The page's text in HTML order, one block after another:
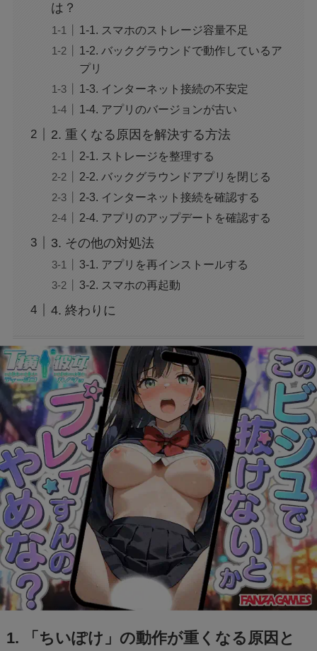
ジャンプ33号だけ売り切れはなぜ？ワンピース
声にならない愛は最終話やネタバレは？最後ま
で見る方法も！
MAZZEL・RYUKIのヘアメイク匂わせとは？時
系列で調査
理由は？なぜなのか徹底調査
モンスト抽選会の炎上理由は？謝罪と再実施の
フェルメール展のtabiwa先行チケット待ち？ア
クセスできなくても買える？
FIFAワールドカップ2026はどこで見れる？配
信は無料で見れる？
BeReal 無制限はいつまで？終わりはいつな
の？注意事項についても
ドラえもんの重複掲載問題って何？コロコロコ
ミックの間違いを調査
モンストナルトコラボは引いたほうがいい？性
能評価を比較して検証！
は？
1-1. スマホのストレージ容量不足
1-2. バックグラウンドで動作しているア
プリ
1-3. インターネット接続の不安定
1-4. アプリのバージョンが古い
2. 重くなる原因を解決する方法
2-1. ストレージを整理する
2-2. バックグラウンドアプリを閉じる
2-3. インターネット接続を確認する
2-4. アプリのアップデートを確認する
3. その他の対処法
3-1. アプリを再インストールする
3-2. スマホの再起動
4. 終わりに
1. 「ちいぽけ」の動作が重くなる原因と